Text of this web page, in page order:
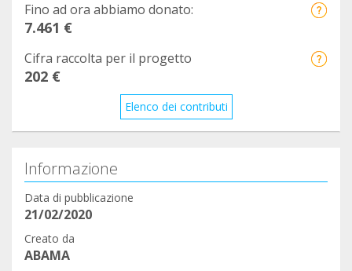
Fino ad ora abbiamo donato:
7.461 €
Cifra raccolta per il progetto
202 €
Elenco dei contributi
Informazione
Data di pubblicazione
21/02/2020
Creato da
ABAMA